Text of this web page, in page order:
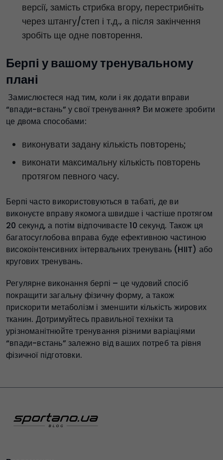
версії, замість стрибка вгору, перестрибніть
через штангу/степ і т.д., а після закінчення
зробіть ще одне повторення.
Берпі у вашому тренувальному
плані
Замислюєтеся над тим, коли і як додати вправи
“впади-встань” у свої тренування? Ви можете зробити
це двома способами:
виконувати задану кількість повторень;
виконати максимальну кількість повторень
протягом певного часу.
Берпі часто використовуються в табаті, де ви
виконуєте вправу якомога швидше і частіше протягом
20 секунд, а потім відпочиваєте 10 секунд. Також ця
багатосуглобова вправа буде ефективною частиною
високоінтенсивних інтервальних тренувань (HIIT) або
кругових тренувань.
Регулярне виконання берпі – це чудовий спосіб
покращити загальну фізичну форму, а також
прискорити метаболізм і зменшити кількість жирових
тканин. Дотримуйтесь правильної техніки та
урізноманітнюйте тренування різними варіаціями
“впади-встань” залежно від ваших потреб та рівня
фізичної підготовки.